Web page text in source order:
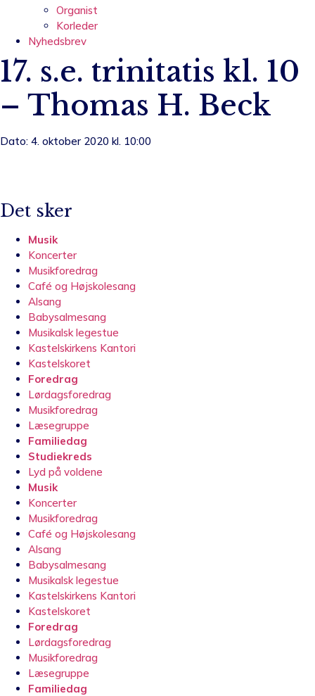
Organist
Korleder
Nyhedsbrev
17. s.e. trinitatis kl. 10
– Thomas H. Beck
Dato: 4. oktober 2020 kl. 10:00
Det sker
Musik
Koncerter
Musikforedrag
Café og Højskolesang
Alsang
Babysalmesang
Musikalsk legestue
Kastelskirkens Kantori
Kastelskoret
Foredrag
Lørdagsforedrag
Musikforedrag
Læsegruppe
Familiedag
Studiekreds
Lyd på voldene
Musik
Koncerter
Musikforedrag
Café og Højskolesang
Alsang
Babysalmesang
Musikalsk legestue
Kastelskirkens Kantori
Kastelskoret
Foredrag
Lørdagsforedrag
Musikforedrag
Læsegruppe
Familiedag